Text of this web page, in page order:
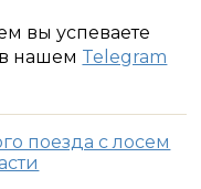
вы успеваете
нашем Telegram
поезда с лосем